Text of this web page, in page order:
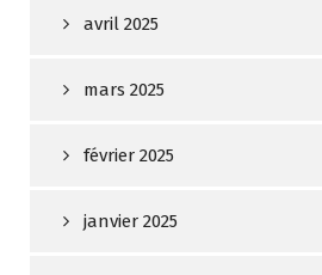
avril 2025
mars 2025
février 2025
janvier 2025